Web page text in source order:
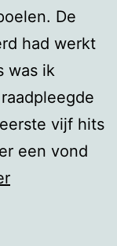
De
had werkt
was ik
vijf hits
een vond
Opgelicht